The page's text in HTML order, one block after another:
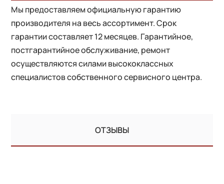
Мы предоставляем официальную гарантию
производителя на весь ассортимент. Срок
гарантии составляет 12 месяцев. Гарантийное,
постгарантийное обслуживание, ремонт
осуществляются силами высококлассных
специалистов собственного сервисного центра.
ОТЗЫВЫ